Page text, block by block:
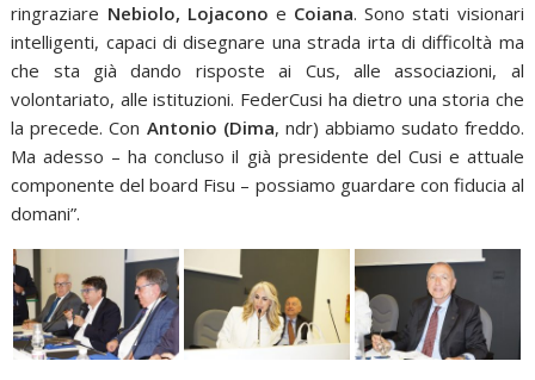
ringraziare Nebiolo, Lojacono e Coiana. Sono stati visionari
intelligenti, capaci di disegnare una strada irta di difficoltà ma
che sta già dando risposte ai Cus, alle associazioni, al
volontariato, alle istituzioni. FederCusi ha dietro una storia che
la precede. Con Antonio (Dima, ndr) abbiamo sudato freddo.
Ma adesso – ha concluso il già presidente del Cusi e attuale
componente del board Fisu – possiamo guardare con fiducia al
domani”.